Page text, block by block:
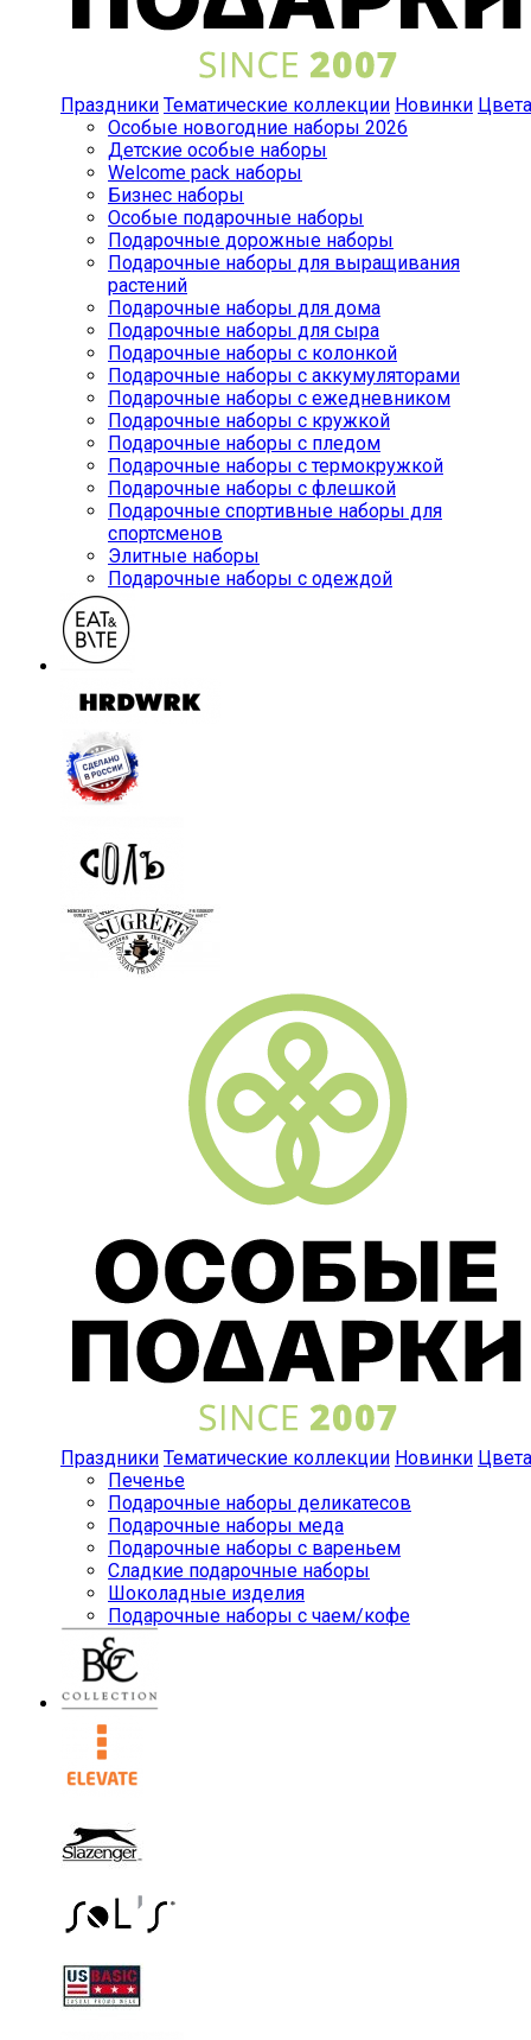
Праздники Тематические коллекции Новинки Цвета
Особые новогодние наборы 2026
Детские особые наборы
Welcome pack наборы
Бизнес наборы
Особые подарочные наборы
Подарочные дорожные наборы
Подарочные наборы для выращивания
растений
Подарочные наборы для дома
Подарочные наборы для сыра
Подарочные наборы с колонкой
Подарочные наборы с аккумуляторами
Подарочные наборы с ежедневником
Подарочные наборы с кружкой
Подарочные наборы с пледом
Подарочные наборы с термокружкой
Подарочные наборы с флешкой
Подарочные спортивные наборы для
спортсменов
Элитные наборы
Подарочные наборы с одеждой
Праздники Тематические коллекции Новинки Цвета
Печенье
Подарочные наборы деликатесов
Подарочные наборы меда
Подарочные наборы с вареньем
Сладкие подарочные наборы
Шоколадные изделия
Подарочные наборы с чаем/кофе